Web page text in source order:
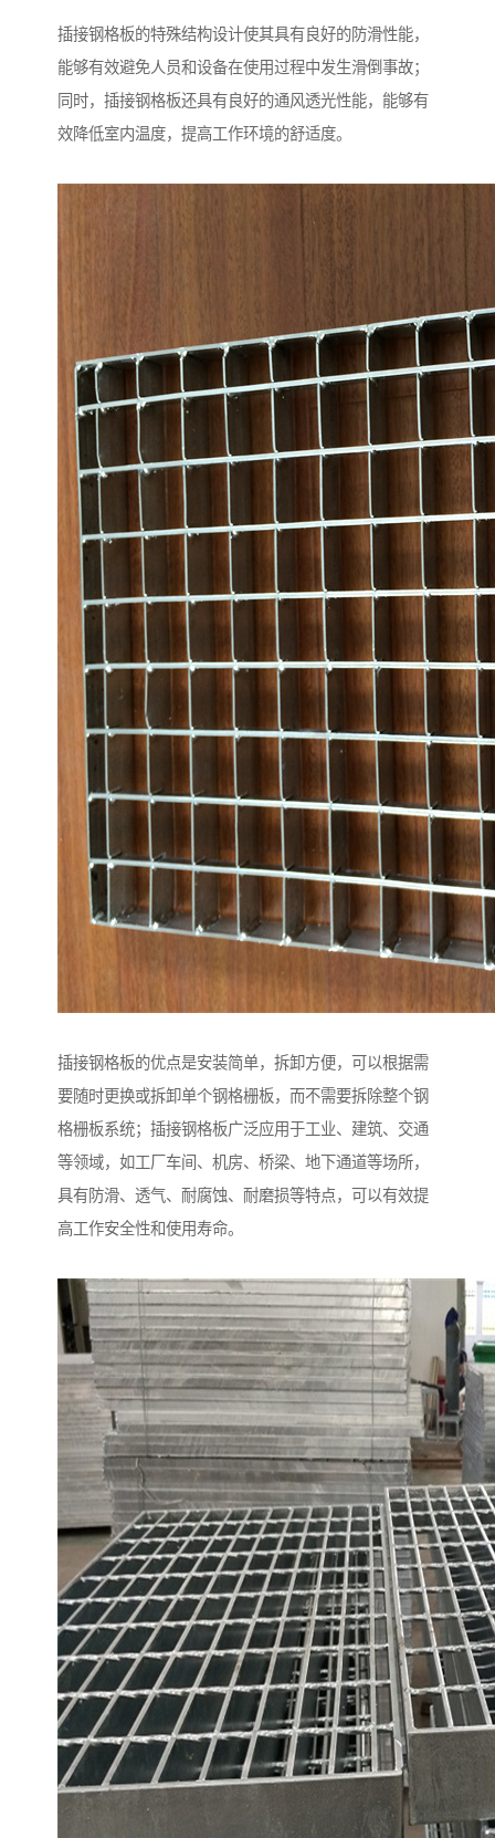
插接钢格板的特殊结构设计使其具有良好的防滑性能，
能够有效避免人员和设备在使用过程中发生滑倒事故；
同时，插接钢格板还具有良好的通风透光性能，能够有
效降低室内温度，提高工作环境的舒适度。
插接钢格板的优点是安装简单，拆卸方便，可以根据需
要随时更换或拆卸单个钢格栅板，而不需要拆除整个钢
格栅板系统；插接钢格板广泛应用于工业、建筑、交通
等领域，如工厂车间、机房、桥梁、地下通道等场所，
具有防滑、透气、耐腐蚀、耐磨损等特点，可以有效提
高工作安全性和使用寿命。